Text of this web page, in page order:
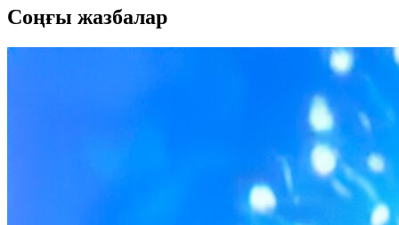
Соңғы жазбалар